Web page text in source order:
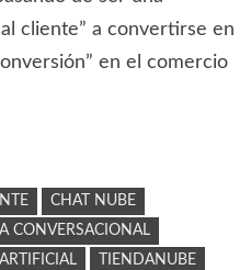
cliente” a convertirse en
en el comercio
CHAT NUBE
IA CONVERSACIONAL
TIENDANUBE